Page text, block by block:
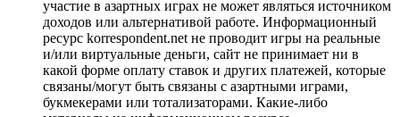
участие в азартных играх не может являться источником
доходов или альтернативой работе. Информационный
ресурс korrespondent.net не проводит игры на реальные
и/или виртуальные деньги, сайт не принимает ни в
какой форме оплату ставок и других платежей, которые
связаны/могут быть связаны с азартными играми,
букмекерами или тотализаторами. Какие-либо